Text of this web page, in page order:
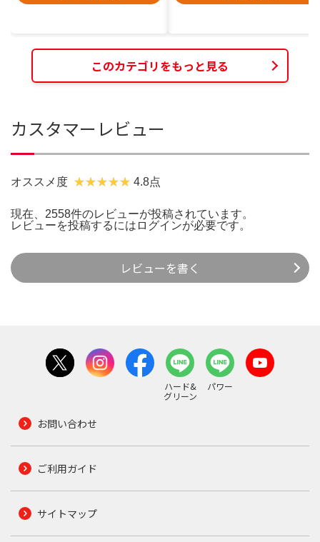
このカテゴリをもっと見る
カスタマーレビュー
オススメ度 4.8点
現在、2558件のレビューが投稿されています。
レビューを投稿するには ログインが必要です。
レビューを書く
ハード&
グリーン
パワー
お問い合わせ
ご利用ガイド
サイトマップ